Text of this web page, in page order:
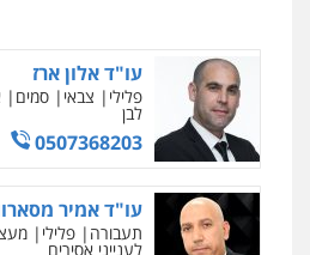
עו"ד אלון ארז
פלילי צבאי סמים
לבן
0507368203
עו"ד אמיר
תעבורה פלילי
לענייני אסירים